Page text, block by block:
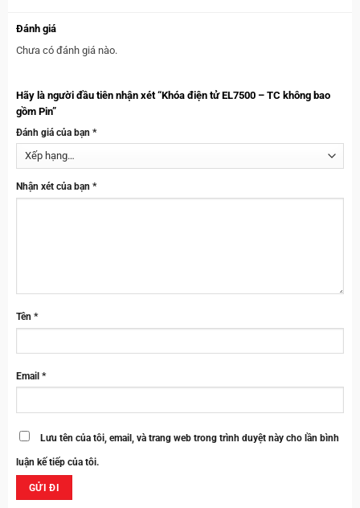
Đánh giá
Chưa có đánh giá nào.
Hãy là người đầu tiên nhận xét “Khóa điện tử EL7500 – TC không bao
gồm Pin”
Đánh giá của bạn *
Nhận xét của bạn *
Tên *
Email *
Lưu tên của tôi, email, và trang web trong trình duyệt này cho lần bình
luận kế tiếp của tôi.